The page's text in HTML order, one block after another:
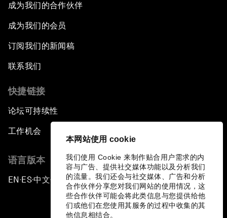
本网站使用 cookie
我们使用 Cookie 来制作贴合用户需求的内
容与广告、提供社交媒体功能以及分析我们
的流量。我们还会与社交媒体、广告和分析
合作伙伴分享您对我们网站的使用情况，这
些合作伙伴可能会将此类信息与您提供给他
们或他们在您使用其服务的过程中收集的其
他信息相结合。
成为我们的合作伙伴
成为我们的会员
订阅我们的新闻稿
联系我们
快捷链接
论坛可持续性
工作机会
语言版本
EN ▪ ES▪中文▪ 日本語